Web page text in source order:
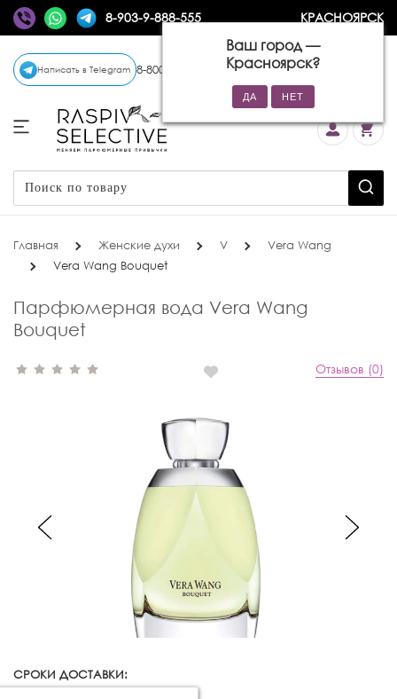
8-903-9-888-555 КРАСНОЯРСК
Ваш город —
Красноярск?
Написать в Telegram 8-800-770-72-34 (бесплатно)
Главная Женские духи V
Vera Wang
Vera Wang Bouquet
Парфюмерная вода Vera Wang
Bouquet
Отзывов (0)
СРОКИ ДОСТАВКИ: